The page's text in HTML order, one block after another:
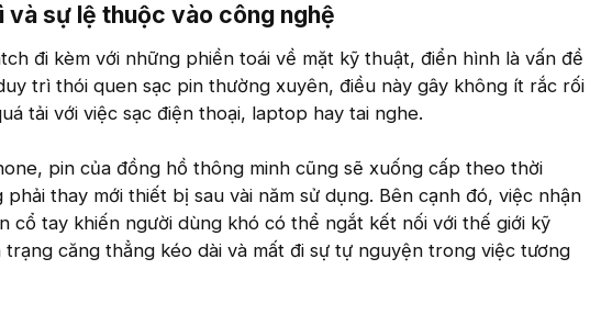
và sự lệ thuộc vào công nghệ​
đi kèm với những phiền toái về mặt kỹ thuật, điển hình là vấn đề
trì thói quen sạc pin thường xuyên, điều này gây không ít rắc rối
tải với việc sạc điện thoại, laptop hay tai nghe.
pin của đồng hồ thông minh cũng sẽ xuống cấp theo thời
thay mới thiết bị sau vài năm sử dụng. Bên cạnh đó, việc nhận
cổ tay khiến người dùng khó có thể ngắt kết nối với thế giới kỹ
căng thẳng kéo dài và mất đi sự tự nguyện trong việc tương